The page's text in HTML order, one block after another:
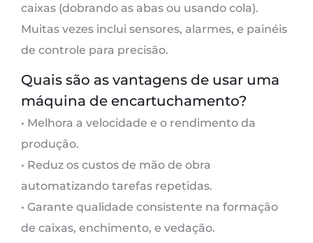
caixas (dobrando as abas ou usando cola).
Muitas vezes inclui sensores, alarmes, e painéis
de controle para precisão.
Quais são as vantagens de usar uma
máquina de encartuchamento?
• Melhora a velocidade e o rendimento da
produção.
• Reduz os custos de mão de obra
automatizando tarefas repetidas.
• Garante qualidade consistente na formação
de caixas, enchimento, e vedação.